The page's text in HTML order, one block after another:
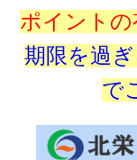
ポイントの
期限を過
で